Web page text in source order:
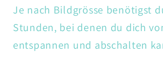
Je nach Bildgrösse benötigst
Stunden, bei denen du dich
entspannen und abschalten